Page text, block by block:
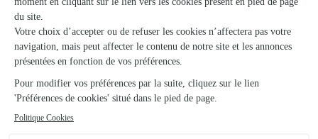
★★★★ ★4.6 (198)
74 quater, route de Bordeaux
Voir la boutique
Ils ont fait livrer des fleurs ou une plante à